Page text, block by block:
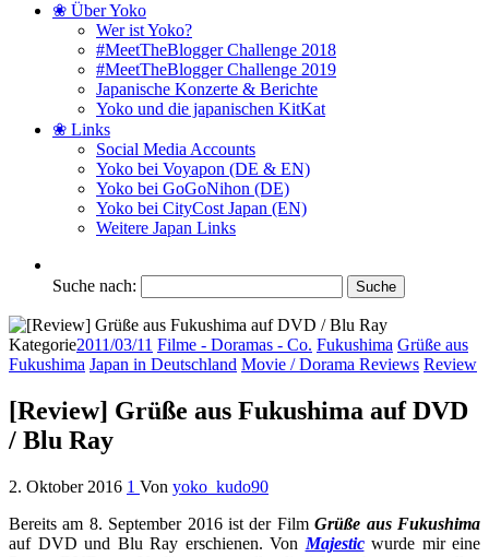
❀ Über Yoko
Wer ist Yoko?
#MeetTheBlogger Challenge 2018
#MeetTheBlogger Challenge 2019
Japanische Konzerte & Berichte
Yoko und die japanischen KitKat
❀ Links
Social Media Accounts
Yoko bei Voyapon (DE & EN)
Yoko bei GoGoNihon (DE)
Yoko bei CityCost Japan (EN)
Weitere Japan Links
Suche nach:
Kategorie2011/03/11 Filme - Doramas - Co. Fukushima Grüße aus
Fukushima Japan in Deutschland Movie / Dorama Reviews Review
[Review] Grüße aus Fukushima auf DVD
/ Blu Ray
2. Oktober 2016 1 Von yoko_kudo90
Bereits am 8. September 2016 ist der FilmGrüße aus Fukushima
auf DVD und Blu Ray erschienen. Von Majesticwurde mir eine